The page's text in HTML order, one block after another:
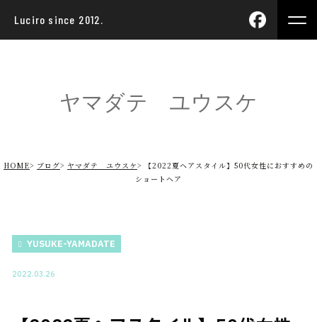
Luciro since 2012.
ヤマダテ ユウスケ
HOME ブログ ヤマダテ ユウスケ
【2022夏ヘアスタイル】50代女性におすすめの
ショートヘア
YUSUKE-YAMADATE
2022.03.26